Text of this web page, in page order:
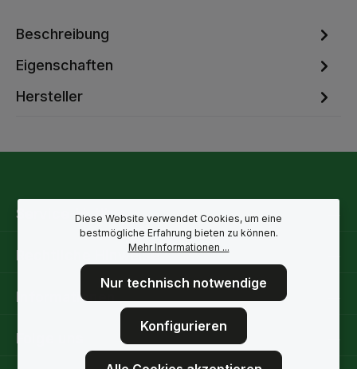
Beschreibung
Eigenschaften
Hersteller
Service-Hotline
Rechtliche Hinweise
Informationen
Folge uns
Diese Website verwendet Cookies, um eine
bestmögliche Erfahrung bieten zu können.
Mehr Informationen ...
Nur technisch notwendige
Konfigurieren